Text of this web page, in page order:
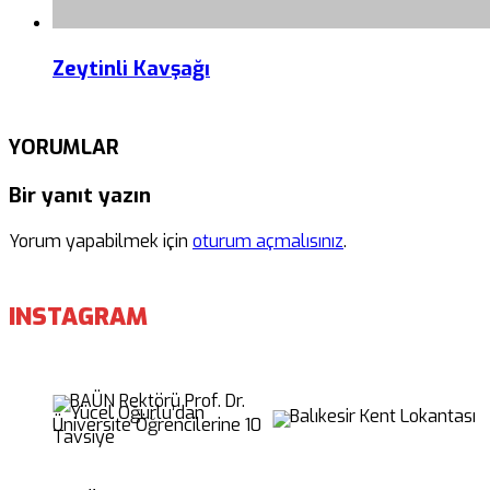
Zeytinli Kavşağı
YORUMLAR
Bir yanıt yazın
Yorum yapabilmek için oturum açmalısınız.
INSTAGRAM